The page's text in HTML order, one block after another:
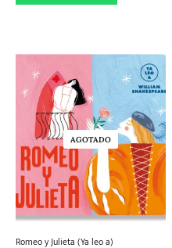
AGOTADO
Romeo y Julieta (Ya leo a)